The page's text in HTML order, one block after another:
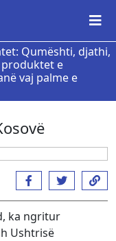
Qumështi, djathi,
produktet e
vaj palme e
ka ngritur
Ushtrisë